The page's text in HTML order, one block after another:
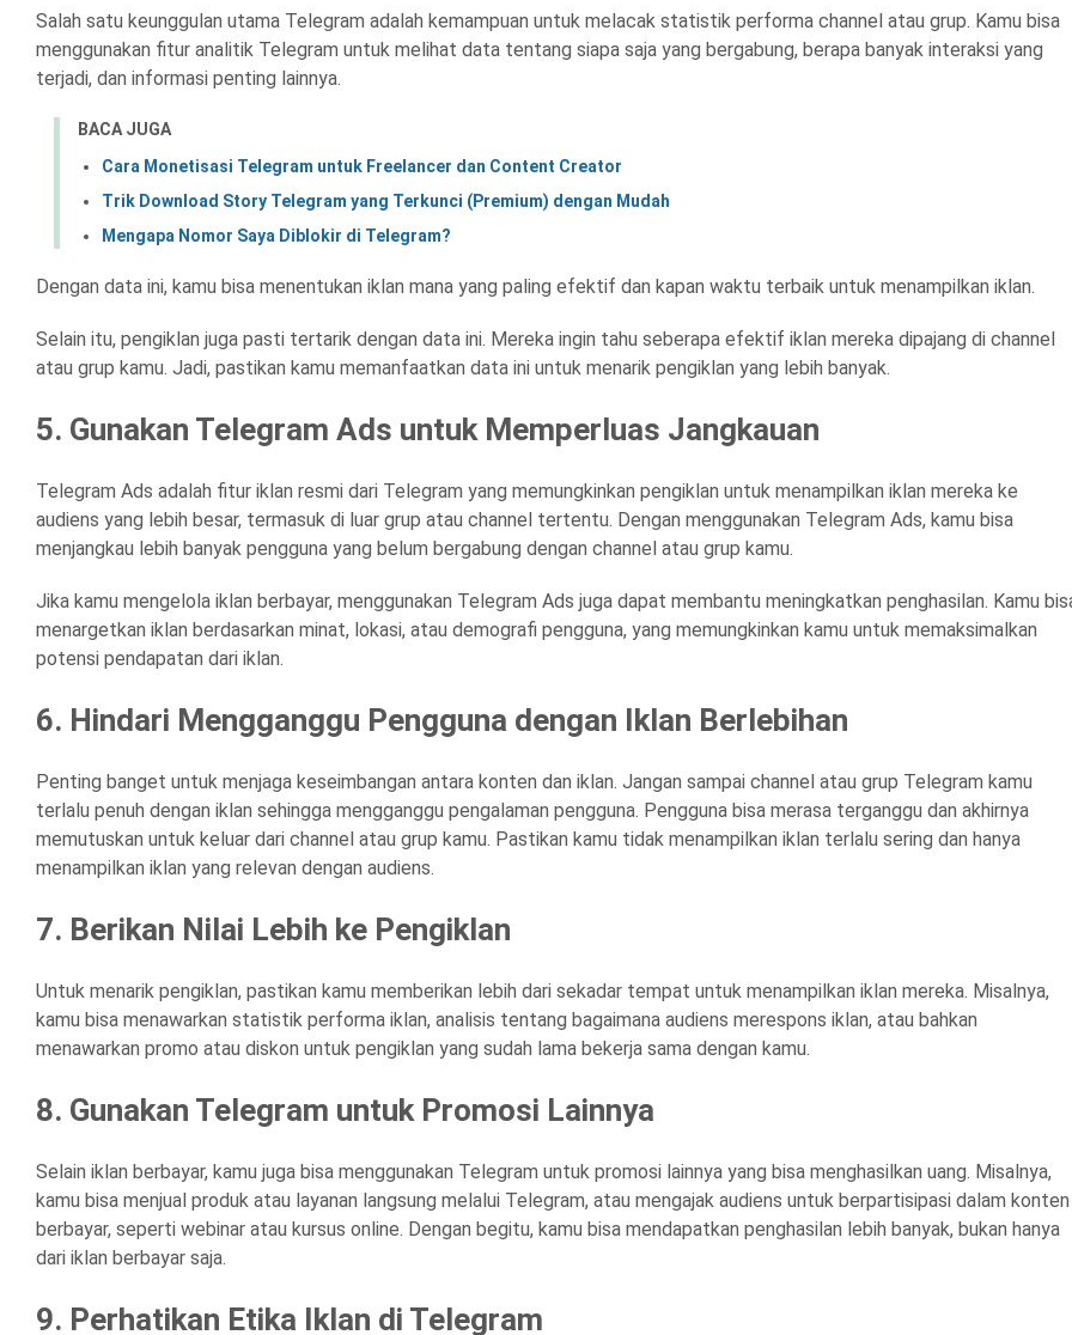
Salah satu keunggulan utama Telegram adalah kemampuan untuk melacak statistik performa channel atau grup. Kamu bisa
menggunakan fitur analitik Telegram untuk melihat data tentang siapa saja yang bergabung, berapa banyak interaksi yang
terjadi, dan informasi penting lainnya.
BACA JUGA
Cara Monetisasi Telegram untuk Freelancer dan Content Creator
Trik Download Story Telegram yang Terkunci (Premium) dengan Mudah
Mengapa Nomor Saya Diblokir di Telegram?
Dengan data ini, kamu bisa menentukan iklan mana yang paling efektif dan kapan waktu terbaik untuk menampilkan iklan.
Selain itu, pengiklan juga pasti tertarik dengan data ini. Mereka ingin tahu seberapa efektif iklan mereka dipajang di channel
atau grup kamu. Jadi, pastikan kamu memanfaatkan data ini untuk menarik pengiklan yang lebih banyak.
5. Gunakan Telegram Ads untuk Memperluas Jangkauan
Telegram Ads adalah fitur iklan resmi dari Telegram yang memungkinkan pengiklan untuk menampilkan iklan mereka ke
audiens yang lebih besar, termasuk di luar grup atau channel tertentu. Dengan menggunakan Telegram Ads, kamu bisa
menjangkau lebih banyak pengguna yang belum bergabung dengan channel atau grup kamu.
Jika kamu mengelola iklan berbayar, menggunakan Telegram Ads juga dapat membantu meningkatkan penghasilan. Kamu
menargetkan iklan berdasarkan minat, lokasi, atau demografi pengguna, yang memungkinkan kamu untuk memaksimalkan
potensi pendapatan dari iklan.
6. Hindari Mengganggu Pengguna dengan Iklan Berlebihan
Penting banget untuk menjaga keseimbangan antara konten dan iklan. Jangan sampai channel atau grup Telegram kamu
terlalu penuh dengan iklan sehingga mengganggu pengalaman pengguna. Pengguna bisa merasa terganggu dan akhirnya
memutuskan untuk keluar dari channel atau grup kamu. Pastikan kamu tidak menampilkan iklan terlalu sering dan hanya
menampilkan iklan yang relevan dengan audiens.
7. Berikan Nilai Lebih ke Pengiklan
Untuk menarik pengiklan, pastikan kamu memberikan lebih dari sekadar tempat untuk menampilkan iklan mereka. Misalnya,
kamu bisa menawarkan statistik performa iklan, analisis tentang bagaimana audiens merespons iklan, atau bahkan
menawarkan promo atau diskon untuk pengiklan yang sudah lama bekerja sama dengan kamu.
8. Gunakan Telegram untuk Promosi Lainnya
Selain iklan berbayar, kamu juga bisa menggunakan Telegram untuk promosi lainnya yang bisa menghasilkan uang. Misalnya,
kamu bisa menjual produk atau layanan langsung melalui Telegram, atau mengajak audiens untuk berpartisipasi dalam konten
berbayar, seperti webinar atau kursus online. Dengan begitu, kamu bisa mendapatkan penghasilan lebih banyak, bukan hanya
dari iklan berbayar saja.
9. Perhatikan Etika Iklan di Telegram